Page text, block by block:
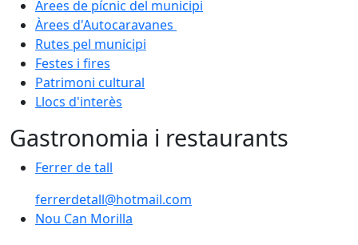
Àrees de pícnic del municipi
Àrees d'Autocaravanes
Rutes pel municipi
Festes i fires
Patrimoni cultural
Llocs d'interès
Gastronomia i restaurants
Ferrer de tall
Ferrer de tall
ferrerdetall@hotmail.com
Nou Can Morilla
Nou Can Morilla